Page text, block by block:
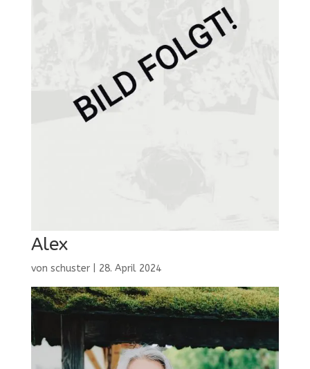
Alex
von schuster| 28. April 2024